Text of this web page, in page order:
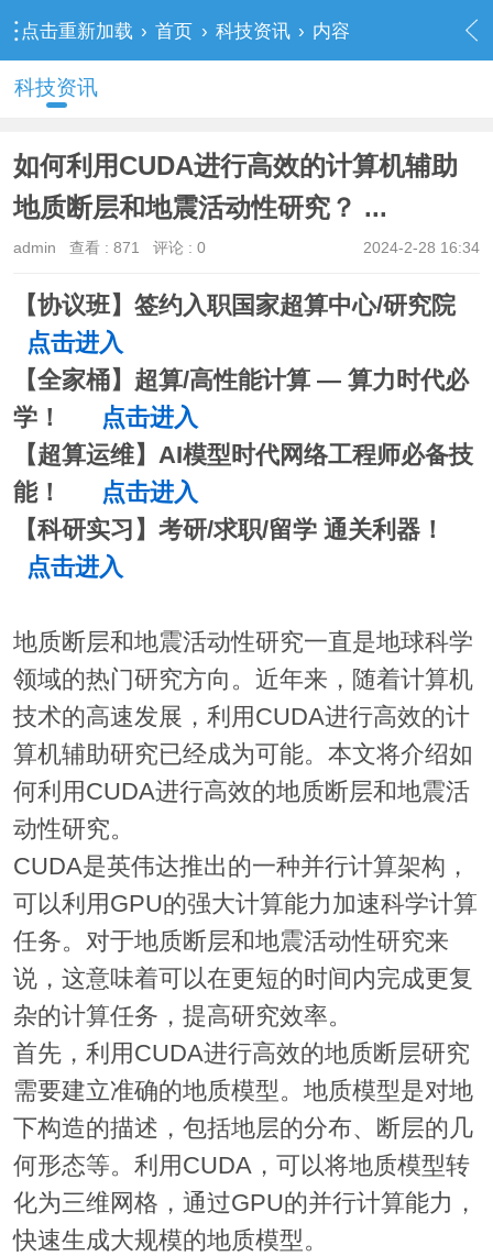
点击重新加载 › 首页 › 科技资讯 › 内容
科技资讯
如何利用CUDA进行高效的计算机辅助
地质断层和地震活动性研究？ ...
2024-2-28 16:34
admin 查看 : 871 评论 : 0
【协议班】签约入职国家超算中心/研究院
点击进入
【全家桶】超算/高性能计算 — 算力时代必
学！
点击进入
【超算运维】AI模型时代网络工程师必备技
能！
点击进入
【科研实习】考研/求职/留学 通关利器！
点击进入
地质断层和地震活动性研究一直是地球科学
领域的热门研究方向。近年来，随着计算机
技术的高速发展，利用CUDA进行高效的计
算机辅助研究已经成为可能。本文将介绍如
何利用CUDA进行高效的地质断层和地震活
动性研究。
CUDA是英伟达推出的一种并行计算架构，
可以利用GPU的强大计算能力加速科学计算
任务。对于地质断层和地震活动性研究来
说，这意味着可以在更短的时间内完成更复
杂的计算任务，提高研究效率。
首先，利用CUDA进行高效的地质断层研究
需要建立准确的地质模型。地质模型是对地
下构造的描述，包括地层的分布、断层的几
何形态等。利用CUDA，可以将地质模型转
化为三维网格，通过GPU的并行计算能力，
快速生成大规模的地质模型。